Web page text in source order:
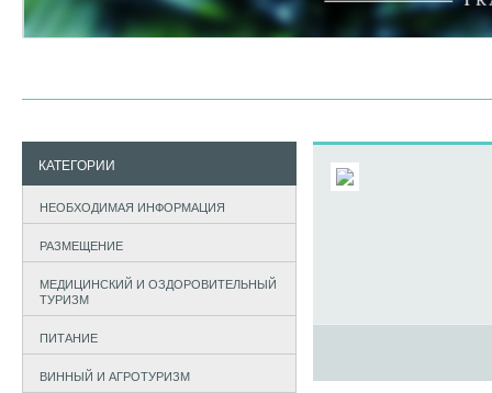
КАТЕГОРИИ
НЕОБХОДИМАЯ ИНФОРМАЦИЯ
РАЗМЕЩЕНИЕ
МЕДИЦИНСКИЙ И ОЗДОРОВИТЕЛЬНЫЙ
ТУРИЗМ
ПИТАНИЕ
ВИННЫЙ И АГРОТУРИЗМ